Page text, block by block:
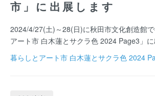
市」に出展します
2024/4/27(土)～28(日)に秋田市文化創造館
アート市 白木蓮とサクラ色 2024 Page3」に
暮らしとアート市 白木蓮とサクラ色 2024